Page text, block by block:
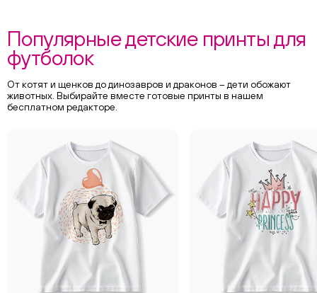
Популярные детские принты для
футболок
От котят и щенков до динозавров и драконов – дети обожают
животных. Выбирайте вместе готовые принты в нашем
бесплатном редакторе.